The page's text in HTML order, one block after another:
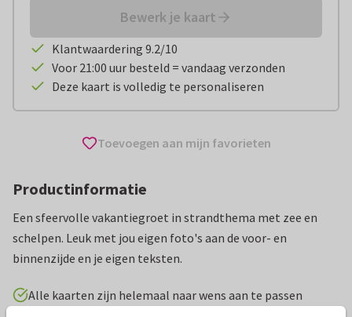
Bewerk je kaart
Klantwaardering 9.2/10
Voor 21:00 uur besteld = vandaag verzonden
Deze kaart is volledig te personaliseren
Toevoegen aan mijn favorieten
Productinformatie
Een sfeervolle vakantiegroet in strandthema met zee en
schelpen. Leuk met jou eigen foto's aan de voor- en
binnenzijde en je eigen teksten.
Alle kaarten zijn helemaal naar wens aan te passen